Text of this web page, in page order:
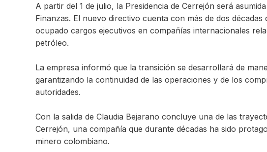
A partir del 1 de julio, la Presidencia de Cerrejón será
Finanzas. El nuevo directivo cuenta con más de dos
ocupado cargos ejecutivos en compañías internacionales
petróleo.
La empresa informó que la transición se desarrollará de
garantizando la continuidad de las operaciones y de los
autoridades.
Con la salida de Claudia Bejarano concluye una de las
Cerrejón, una compañía que durante décadas ha sido
minero colombiano.